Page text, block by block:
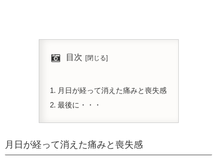
目次
月日が経って消えた痛みと喪失感
最後に・・・
月日が経って消えた痛みと喪失感